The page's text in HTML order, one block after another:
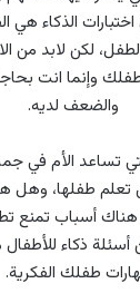
الذكاء هي
لكن لابد من
وإنما انت
والضعف لديه.
تساعد الأم في
طفلها، وهل
هناك أسباب تمنع
ذكاء للأطفال
طفلك الفكرية.